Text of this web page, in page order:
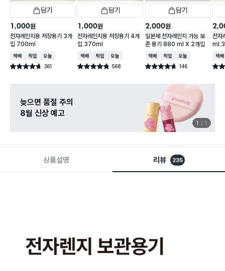
담기
1,000원
전자레인지용 저장용기 3개
입 700ml
택배배송매장픽업오늘배송
별점 4.7점 361
건 작성
담기
1,000원
전자레인지용 저장용기 4개
입 370ml
택배배송매장픽업오늘배송
별점 4.8점 568
건 작성
담기
2,000원
일본제 전자레인지 가능 보
존 용기 880 ml X 2개입
택배배송매장픽업오늘배송
별점 4.7점 146
건 작성
전자
ml 3
택배
별점
늦으면 품절 주의
8월 신상 예고
1 3
상품설명 리뷰 235